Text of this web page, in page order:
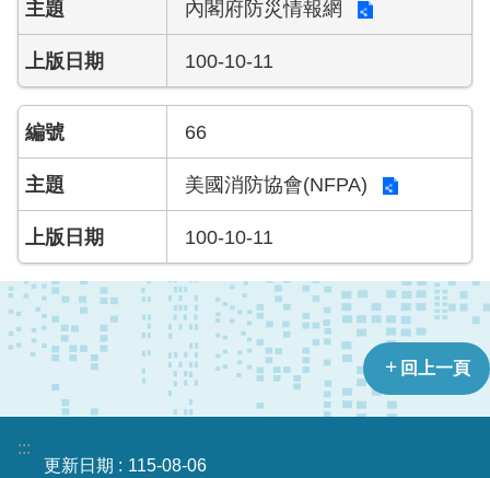
內閣府防災情報網
100-10-11
66
美國消防協會(NFPA)
100-10-11
回上一頁
:::
更新日期
115-08-06